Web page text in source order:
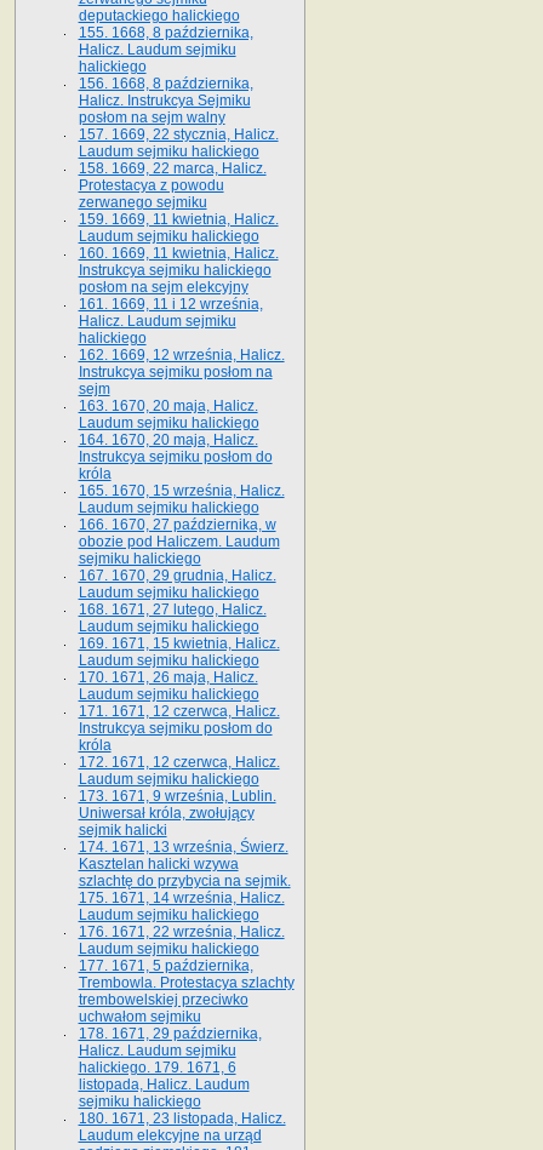
deputackiego halickiego
155. 1668, 8 października,
Halicz. Laudum sejmiku
halickiego
156. 1668, 8 października,
Halicz. Instrukcya Sejmiku
posłom na sejm walny
157. 1669, 22 stycznia, Halicz.
Laudum sejmiku halickiego
158. 1669, 22 marca, Halicz.
Protestacya z powodu
zerwanego sejmiku
159. 1669, 11 kwietnia, Halicz.
Laudum sejmiku halickiego
160. 1669, 11 kwietnia, Halicz.
Instrukcya sejmiku halickiego
posłom na sejm elekcyjny
161. 1669, 11 i 12 września,
Halicz. Laudum sejmiku
halickiego
162. 1669, 12 września, Halicz.
Instrukcya sejmiku posłom na
sejm
163. 1670, 20 maja, Halicz.
Laudum sejmiku halickiego
164. 1670, 20 maja, Halicz.
Instrukcya sejmiku posłom do
króla
165. 1670, 15 września, Halicz.
Laudum sejmiku halickiego
166. 1670, 27 października, w
obozie pod Haliczem. Laudum
sejmiku halickiego
167. 1670, 29 grudnia, Halicz.
Laudum sejmiku halickiego
168. 1671, 27 lutego, Halicz.
Laudum sejmiku halickiego
169. 1671, 15 kwietnia, Halicz.
Laudum sejmiku halickiego
170. 1671, 26 maja, Halicz.
Laudum sejmiku halickiego
171. 1671, 12 czerwca, Halicz.
Instrukcya sejmiku posłom do
króla
172. 1671, 12 czerwca, Halicz.
Laudum sejmiku halickiego
173. 1671, 9 września, Lublin.
Uniwersał króla, zwołujący
sejmik halicki
174. 1671, 13 września, Świerz.
Kasztelan halicki wzywa
szlachtę do przybycia na sejmik.
175. 1671, 14 września, Halicz.
Laudum sejmiku halickiego
176. 1671, 22 września, Halicz.
Laudum sejmiku halickiego
177. 1671, 5 października,
Trembowla. Protestacya szlachty
trembowelskiej przeciwko
uchwałom sejmiku
178. 1671, 29 października,
Halicz. Laudum sejmiku
halickiego. 179. 1671, 6
listopada, Halicz. Laudum
sejmiku halickiego
180. 1671, 23 listopada, Halicz.
Laudum elekcyjne na urząd